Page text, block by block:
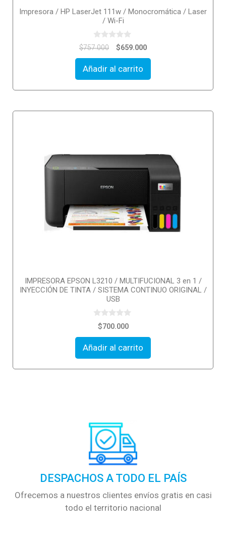
Impresora / HP LaserJet 111w / Monocromática / Laser
/ Wi-Fi
0
o
u
t
o
f
$757.000 $659.000
Añadir al carrito
IMPRESORA EPSON L3210 / MULTIFUCIONAL 3 en 1 /
INYECCIÓN DE TINTA / SISTEMA CONTINUO ORIGINAL /
USB
u
o
f
$700.000
Añadir al carrito
DESPACHOS A TODO EL PAÍS
Ofrecemos a nuestros clientes envíos gratis en casi
todo el territorio nacional